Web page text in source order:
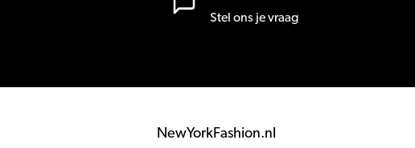
Stel ons je vraag
NewYorkFashion.nl